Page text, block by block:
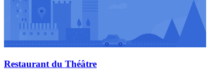
Restaurant du Théâtre